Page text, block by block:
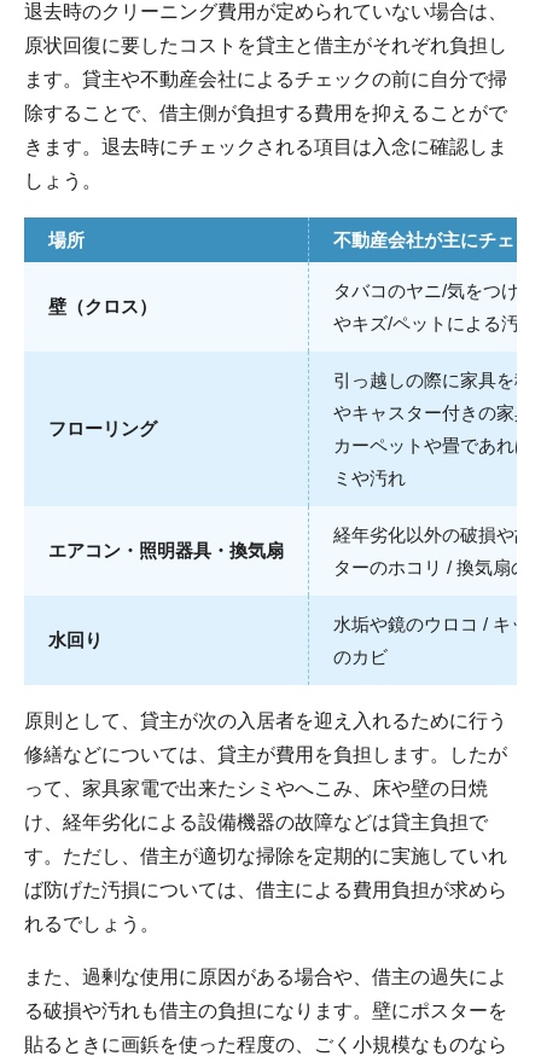
退去時のクリーニング費用が定められていない場合は、
原状回復に要したコストを貸主と借主がそれぞれ負担し
ます。貸主や不動産会社によるチェックの前に自分で掃
除することで、借主側が負担する費用を抑えることがで
きます。退去時にチェックされる項目は入念に確認しま
しょう。
場所 不動産会社が主にチェッ
壁（クロス）
タバコのヤニ/気をつけ
やキズ/ペットによる汚
フローリング
引っ越しの際に家具を移
やキャスター付きの家具
カーペットや畳であれ
ミや汚れ
エアコン・照明器具・換気扇
経年劣化以外の破損や故
ターのホコリ / 換気扇の
水回り
水垢や鏡のウロコ / キッ
のカビ
原則として、貸主が次の入居者を迎え入れるために行う
修繕などについては、貸主が費用を負担します。したが
って、家具家電で出来たシミやへこみ、床や壁の日焼
け、経年劣化による設備機器の故障などは貸主負担で
す。ただし、借主が適切な掃除を定期的に実施していれ
ば防げた汚損については、借主による費用負担が求めら
れるでしょう。
また、過剰な使用に原因がある場合や、借主の過失によ
る破損や汚れも借主の負担になります。壁にポスターを
貼るときに画鋲を使った程度の、ごく小規模なものなら